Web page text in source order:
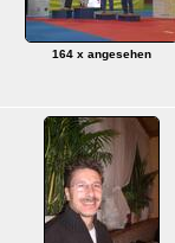
164 x angesehen